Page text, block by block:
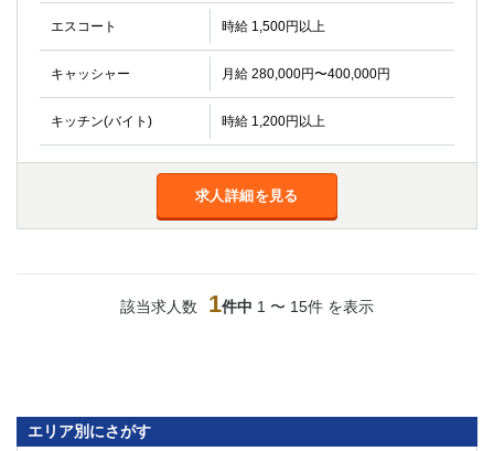
エスコート 時給 1,500円以上
キャッシャー 月給 280,000円〜400,000円
キッチン(バイト) 時給 1,200円以上
求人詳細を見る
該当求人数 1件中 1 〜 15件 を表示
エリア別にさがす
亀戸
水道橋
荻窪
浅草
新小岩
幡ヶ谷
祖師ヶ谷大蔵
小岩
湯島
久米川
溝の口
小田原
横浜・桜木町
関内・馬車道・日ノ出町